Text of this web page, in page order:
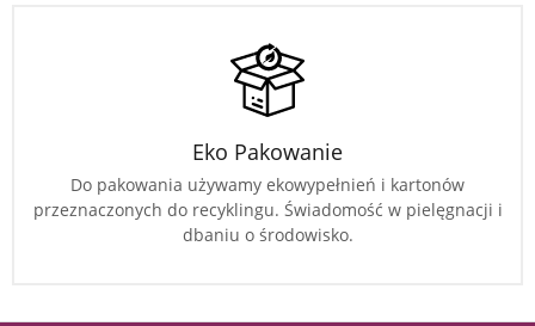
Eko Pakowanie
Do pakowania używamy ekowypełnień i kartonów
przeznaczonych do recyklingu. Świadomość w pielęgnacji i
dbaniu o środowisko.